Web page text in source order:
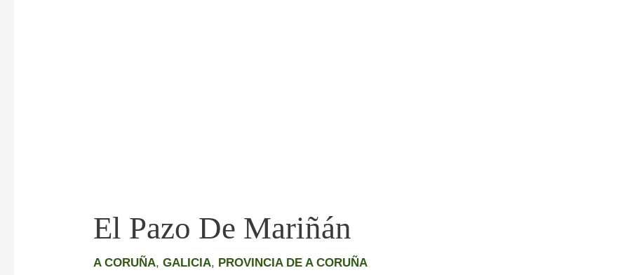
El Pazo De Mariñán
A CORUÑA,GALICIA, PROVINCIA DE A CORUÑA